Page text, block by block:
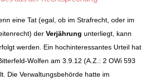
eine Tat (egal, ob im Strafrecht, oder im
der Verjährung unterliegt, kann
werden. Ein hochinteressantes Urteil hat
Wolfen am 3.9.12 (A.Z.: 2 OWi 593
Die Verwaltungsbehörde hatte im